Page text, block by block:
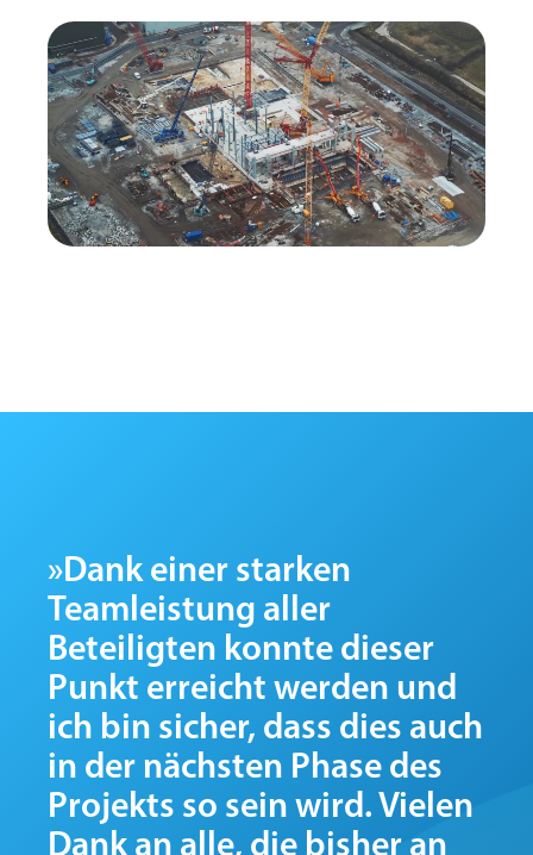
»Dank einer starken
Teamleistung aller
Beteiligten konnte dieser
Punkt erreicht werden und
ich bin sicher, dass dies auch
in der nächsten Phase des
Projekts so sein wird. Vielen
Dank an alle, die bisher an